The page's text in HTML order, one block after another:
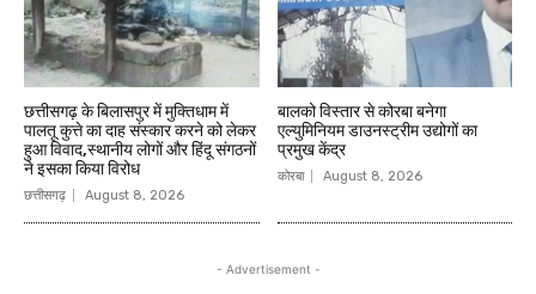
छत्तीसगढ़ के बिलासपुर में मुक्तिधाम में
पालतू कुत्ते का दाह संस्कार करने को लेकर
हुआ विवाद,स्थानीय लोगों और हिंदू संगठनों
ने इसका किया विरोध
छत्तीसगढ़ August 8, 2026
बालको विस्तार से कोरबा बनेगा
एल्युमिनियम डाउनस्ट्रीम उद्योगों का
प्रमुख केंद्र
कोरबा August 8, 2026
- Advertisement -